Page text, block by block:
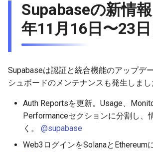
Supabaseの新情
年11月16日〜23日
Supabaseは認証と統合機能のアップデ
シュボードのメンテナンスも発生しまし
Auth Reportsを更新。Usage、
Performanceセクションに分割し、
く。 @supabase
Web3ログインをSolanaとEthereum